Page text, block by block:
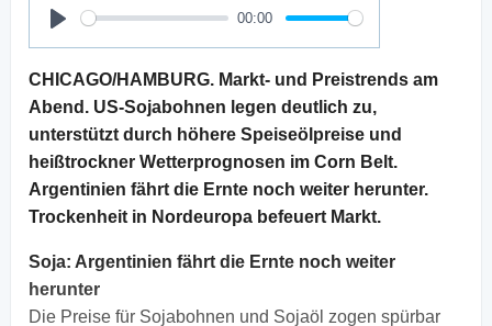
Play
00:00
CHICAGO/HAMBURG. Markt- und Preistrends am
Abend. US-Sojabohnen legen deutlich zu,
unterstützt durch höhere Speiseölpreise und
heißtrockner Wetterprognosen im Corn Belt.
Argentinien fährt die Ernte noch weiter herunter.
Trockenheit in Nordeuropa befeuert Markt.
Soja: Argentinien fährt die Ernte noch weiter
herunter
Die Preise für Sojabohnen und Sojaöl zogen spürbar